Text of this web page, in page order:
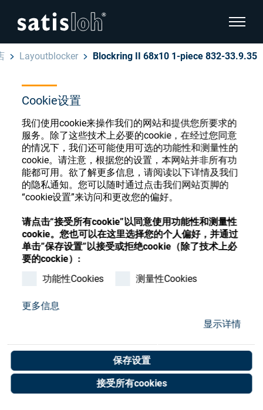
Cookie设置
我们使用cookie来操作我们的网站和提供您所要求的
服务。除了这些技术上必要的cookie，在经过您同意
的情况下，我们还可能使用可选的功能性和测量性的
cookie。请注意，根据您的设置，本网站并非所有功
能都可用。欲了解更多信息，请阅读以下详情及我们
的隐私通知。您可以随时通过点击我们网站页脚的
“cookie设置”来访问和更改您的偏好。
请点击“接受所有cookie”以同意使用功能性和测量性
cookie。您也可以在这里选择您的个人偏好，并通过
单击”保存设置”以接受或拒绝cookie（除了技术上必
要的cockie）:
功能性Cookies
测量性Cookies
更多信息
显示详情
保存设置
接受所有cookies
显示页
汉语
眼镜光学
精密光学
我们是谁
加入我们
隐藏页面导航
English
Deutsch
Español
Français
Layoutblocker Blockring II 68x10 1-piece 832-33.9.35
眼镜光学耗材商店
注册或登录以访问您的帐户，并了解我们的各
种眼镜光学耗材
注册 登录
Blockring II 68x10 1-piece
832-33.9.35
Art. No. 05900906
Unit of measure : Piece